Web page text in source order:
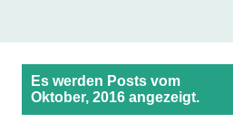
Es werden Posts vom
Oktober, 2016 angezeigt.